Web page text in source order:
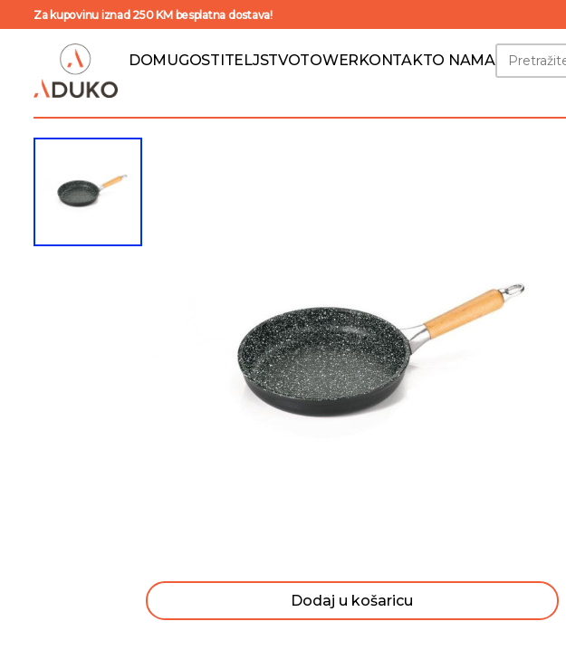
Za kupovinu iznad 250 KM besplatna dostava!
DOM UGOSTITELJSTVOTOWERKONTAKTO NAMA Search
Dodaj u košaricu